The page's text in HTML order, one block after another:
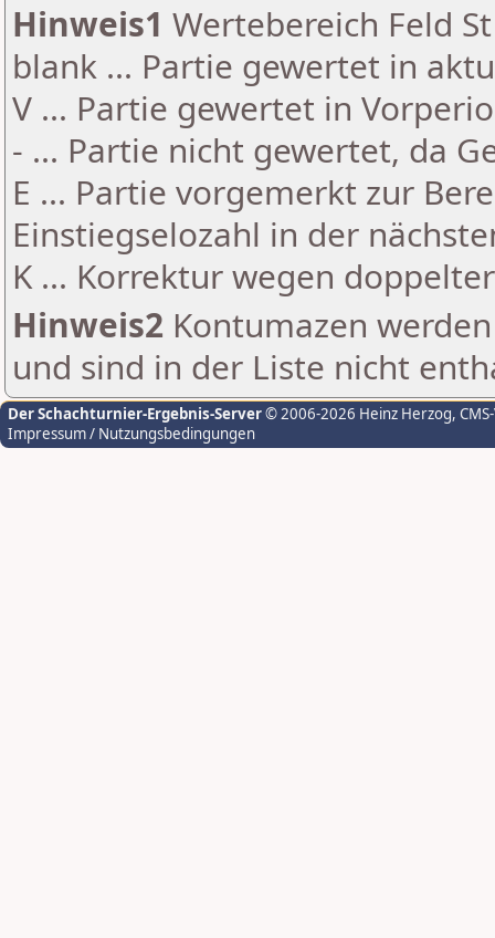
Hinweis1 Wertebereich Feld
blank ... Partie gewertet in
V ... Partie gewertet in
- ... Partie nicht gewertet, da
E ... Partie vorgemerkt zur
Einstiegselozahl in der
K ... Korrektur wegen
Hinweis2 Kontumazen
und sind in der Liste nicht
Der Schachturnier-Ergebnis-Server© 2006-2026 Heinz Herzog,
Impressum / Nutzungsbedingungen